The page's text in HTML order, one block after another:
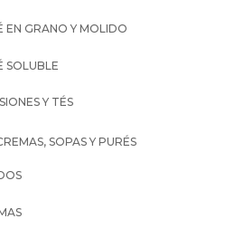
EN GRANO Y MOLIDO
SOLUBLE
Y TÉS
SOPAS Y PURÉS